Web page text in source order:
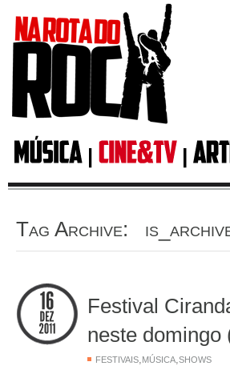
Tag Archive:
Festival
neste domingo
FESTIVAIS, MÚSICA,SHOWS